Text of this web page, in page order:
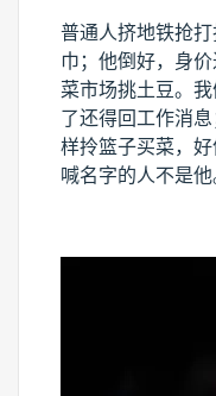
普通人挤地铁抢
巾；他倒好，身
菜市场挑土豆。
了还得回工作消
样拎篮子买菜，
喊名字的人不是他